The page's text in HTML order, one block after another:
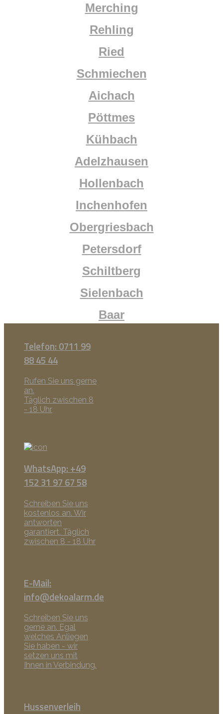
Merching
Rehling
Ried
Schmiechen
Aichach
Pöttmes
Kühbach
Adelzhausen
Hollenbach
Inchenhofen
Obergriesbach
Petersdorf
Schiltberg
Sielenbach
Baar
Telefon: 0711 99
88 45 44
Rufen Sie uns gerne
an.
Täglich zwischen 8
- 18 Uhr
WhatsApp: +49
152 31 97 67 58
Schreiben Sie uns
kostenlos an. Wir
antworten
garantiert. Täglich
zwischen 8 - 18 Uhr
E-Mail:
info@dekoalarm.de
Schreiben Sie uns
gerne an. Egal
welches Anliegen
Sie haben - wir
setzen uns mit
Ihnen in Verbindung.
Hussenverleih